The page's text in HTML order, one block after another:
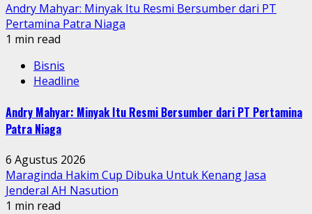
Andry Mahyar: Minyak Itu Resmi Bersumber dari PT
Pertamina Patra Niaga
1 min read
Bisnis
Headline
Andry Mahyar: Minyak Itu Resmi Bersumber dari PT Pertamina
Patra Niaga
6 Agustus 2026
Maraginda Hakim Cup Dibuka Untuk Kenang Jasa
Jenderal AH Nasution
1 min read